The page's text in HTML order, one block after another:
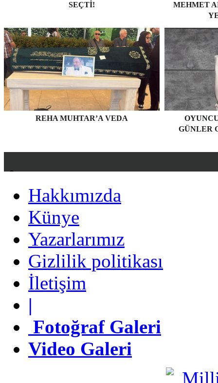
SEÇTI!
MEHMET
REHA MUHTAR’A VEDA
GÜNLER
Künye
Yazarlarımız
Gizlilik politikası
İletişim
Fotoğraf Galeri
Video Galeri
Hakkımızda
Künye
Yazarlarımız
Gizlilik politikası
İletişim
|
Fotoğraf Galeri
Video Galeri